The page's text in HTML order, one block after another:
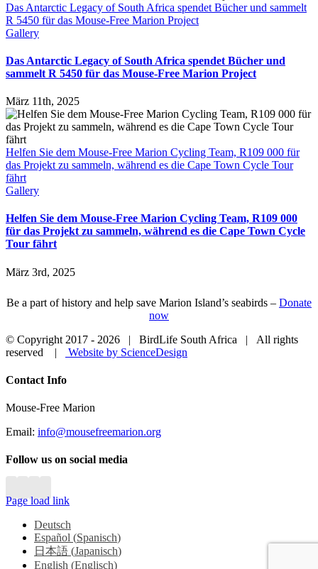
Das Antarctic Legacy of South Africa spendet Bücher und sammelt
R 5450 für das Mouse-Free Marion Project
Gallery
Das Antarctic Legacy of South Africa spendet Bücher und
sammelt R 5450 für das Mouse-Free Marion Project
März 11th, 2025
Helfen Sie dem Mouse-Free Marion Cycling Team, R109 000 für
das Projekt zu sammeln, während es die Cape Town Cycle Tour
fährt
Gallery
Helfen Sie dem Mouse-Free Marion Cycling Team, R109 000
für das Projekt zu sammeln, während es die Cape Town Cycle
Tour fährt
März 3rd, 2025
Be a part of history and help save Marion Island’s seabirds – Donate
now
© Copyright 2017 - 2026 | BirdLife South Africa | All rights
reserved |
Website by ScienceDesign
Close
Bar
Contact Info
Mouse-Free Marion
Email: info@mousefreemarion.org
Follow us on social media
Page load link
Deutsch
Español (Spanisch)
日本語 (Japanisch)
English (Englisch)